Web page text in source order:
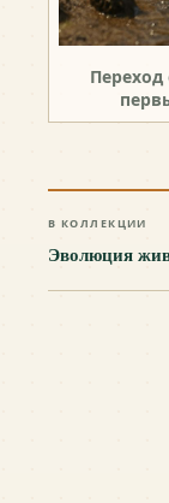
В КОЛЛЕКЦИИ
Эволюция